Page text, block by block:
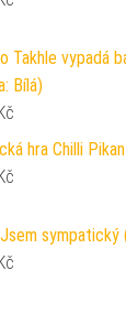
Takhle vypadá
Bílá)
Kč
hra Chilli
Kč
sympatický
Kč